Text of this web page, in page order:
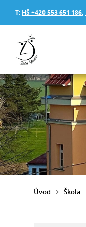
T: HŠ +420 553 651 186,
Úvod Škola